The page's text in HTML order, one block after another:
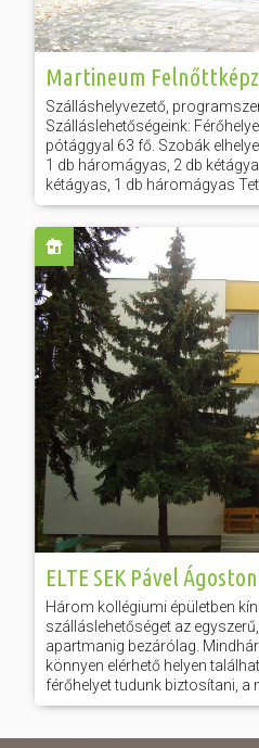
Martineum
Szálláshelyvezető,
Szálláslehetőségeink:
pótággyal 63 fő. Szobák
1 db háromágyas, 2 db
kétágyas, 1 db háromágyas
ELTE SEK Pável
Három kollégiumi épületben
szálláslehetőséget az
apartmanig bezárólag.
könnyen elérhető helyen
férőhelyet tudunk biztosítani, a